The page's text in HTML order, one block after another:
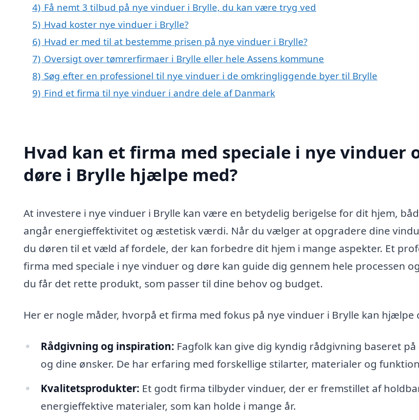
4) Få nemt 3 tilbud på nye vinduer i Brylle, du kan være tryg ved
5) Hvad koster nye vinduer i Brylle?
6) Hvad er med til at bestemme prisen på nye vinduer i Brylle?
7) Oversigt over tømrerfirmaer i Brylle eller hele Assens kommune
8) Søg efter en professionel til nye vinduer i de omkringliggende byer til Brylle
9) Find et firma til nye vinduer i andre dele af Danmark
Hvad kan et firma med speciale i nye vinduer
døre i Brylle hjælpe med?
At investere i nye vinduer i Brylle kan være en betydelig berigelse for dit hjem,
angår energieffektivitet og æstetisk værdi. Når du vælger at opgradere dine
du døren til et væld af fordele, der kan forbedre dit hjem i mange aspekter. Et
firma med speciale i nye vinduer og døre kan guide dig gennem hele processen
du får det rette produkt, som passer til dine behov og budget.
Her er nogle måder, hvorpå et firma med fokus på nye vinduer i Brylle kan hjælpe
Rådgivning og inspiration: Fagfolk kan give dig kyndig rådgivning baseret
og dine ønsker. De har erfaring med forskellige stilarter, materialer og
Kvalitetsprodukter: Et godt firma tilbyder vinduer, der er fremstillet af
energieffektive materialer, som kan holde i mange år.